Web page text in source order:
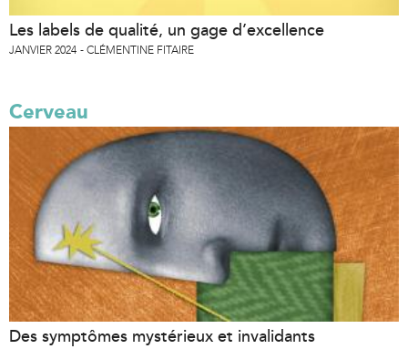
Les labels de qualité, un gage d’excellence
JANVIER 2024 CLÉMENTINE FITAIRE
Cerveau
Des symptômes mystérieux et invalidants